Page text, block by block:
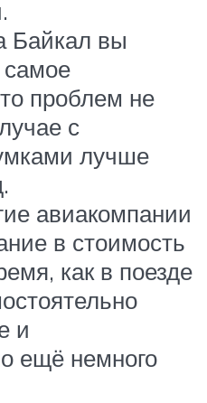
Байкал вы
самое
проблем не
с
лучше
авиакомпании
в стоимость
как в поезде
и
ещё немного